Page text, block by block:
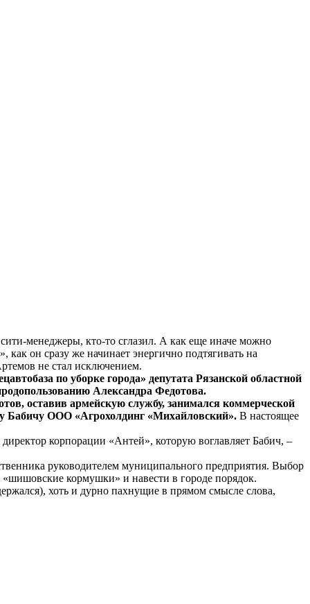
менеджеры, кто-то сглазил. А как еще иначе можно
как он сразу же начинает энергично подтягивать на
не стал исключением.
по уборке города» депутата Рязанской областной
Александра Федотова.
оставив армейскую службу, занимался коммерческой
Бабичу ООО «Агрохолдинг «Михайловский». В настоящее
корпорации «Антей», которую воглавляет Бабич, –
руководителем муниципального предприятия. Выбор
кормушки» и навести в городе порядок.
хоть и дурно пахнущие в прямом смысле слова,